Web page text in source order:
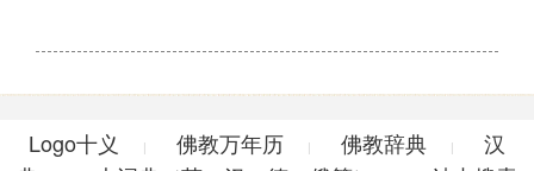
Logo十义 | 佛教万年历 | 佛教辞典 |
汉